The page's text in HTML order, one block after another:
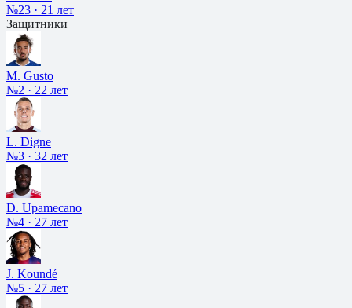
№23 · 21 лет
Защитники
M. Gusto
№2 · 22 лет
L. Digne
№3 · 32 лет
D. Upamecano
№4 · 27 лет
J. Koundé
№5 · 27 лет